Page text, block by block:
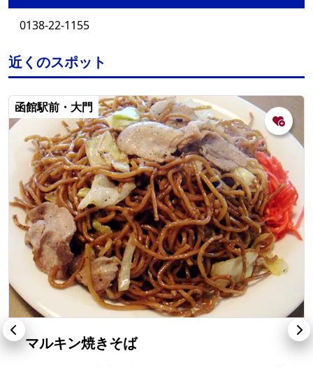
0138-22-1155
近くのスポット
函館駅前・大門
マルキン焼きそば